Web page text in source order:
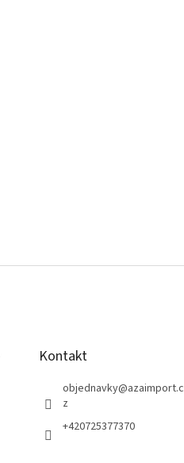
Kontakt
objednavky@azaimport.c
z
+420725377370